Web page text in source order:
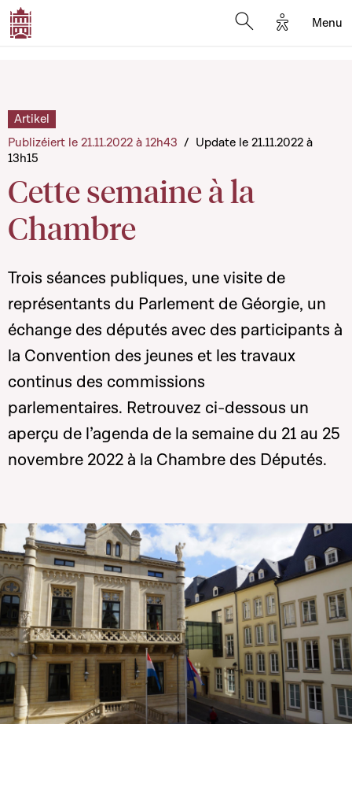
Options
Menu
Cette semaine à la
Chambre
Artikel
Publizéiert le 21.11.2022 à 12h43 / Update le 21.11.2022 à
13h15
Trois séances publiques, une visite de
représentants du Parlement de Géorgie, un
échange des députés avec des participants à
la Convention des jeunes et les travaux
continus des commissions
parlementaires. Retrouvez ci-dessous un
aperçu de l’agenda de la semaine du 21 au 25
novembre 2022 à la Chambre des Députés.